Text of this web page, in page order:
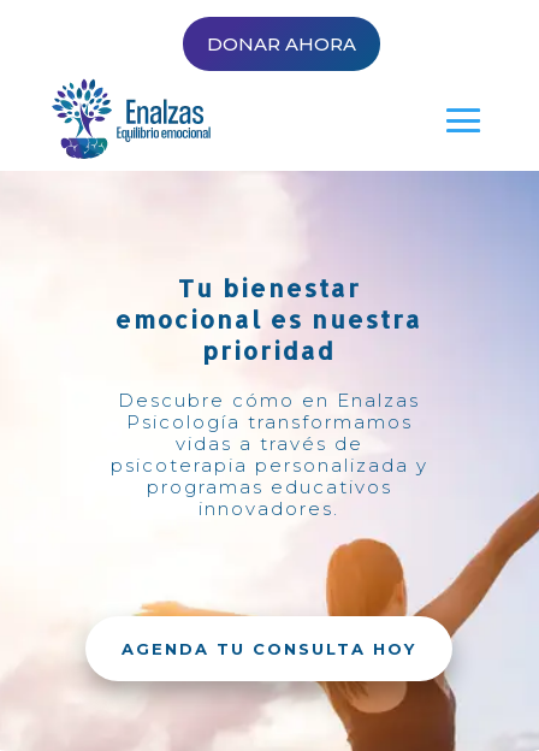
DONAR AHORA
Tu bienestar
emocional es nuestra
prioridad
Descubre cómo en Enalzas
Psicología transformamos
vidas a través de
psicoterapia personalizada y
programas educativos
innovadores.
AGENDA TU CONSULTA HOY